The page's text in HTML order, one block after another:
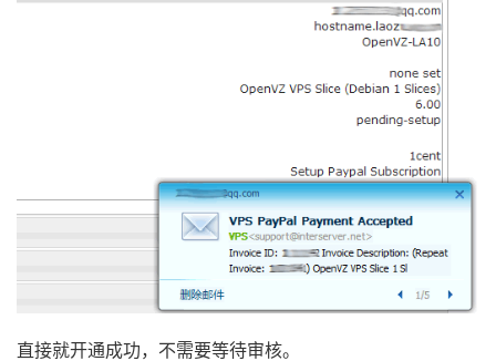
直接就开通成功，不需要等待审核。